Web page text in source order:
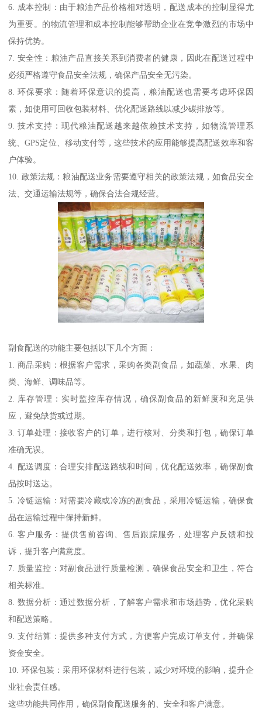
6. 成本控制：由于粮油产品价格相对透明，配送成本的控制显得尤
为重要。的物流管理和成本控制能够帮助企业在竞争激烈的市场中
保持优势。
7. 安全性：粮油产品直接关系到消费者的健康，因此在配送过程中
必须严格遵守食品安全法规，确保产品安全无污染。
8. 环保要求：随着环保意识的提高，粮油配送也需要考虑环保因
素，如使用可回收包装材料、优化配送路线以减少碳排放等。
9. 技术支持：现代粮油配送越来越依赖技术支持，如物流管理系
统、GPS定位、移动支付等，这些技术的应用能够提高配送效率和客
户体验。
10. 政策法规：粮油配送业务需要遵守相关的政策法规，如食品安全
法、交通运输法规等，确保合法合规经营。
副食配送的功能主要包括以下几个方面：
1. 商品采购：根据客户需求，采购各类副食品，如蔬菜、水果、肉
类、海鲜、调味品等。
2. 库存管理：实时监控库存情况，确保副食品的新鲜度和充足供
应，避免缺货或过期。
3. 订单处理：接收客户的订单，进行核对、分类和打包，确保订单
准确无误。
4. 配送调度：合理安排配送路线和时间，优化配送效率，确保副食
品按时送达。
5. 冷链运输：对需要冷藏或冷冻的副食品，采用冷链运输，确保食
品在运输过程中保持新鲜。
6. 客户服务：提供售前咨询、售后跟踪服务，处理客户反馈和投
诉，提升客户满意度。
7. 质量监控：对副食品进行质量检测，确保食品安全和卫生，符合
相关标准。
8. 数据分析：通过数据分析，了解客户需求和市场趋势，优化采购
和配送策略。
9. 支付结算：提供多种支付方式，方便客户完成订单支付，并确保
资金安全。
10. 环保包装：采用环保材料进行包装，减少对环境的影响，提升企
业社会责任感。
这些功能共同作用，确保副食配送服务的、安全和客户满意。